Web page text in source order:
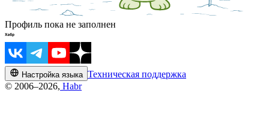
Профиль пока не заполнен
Настройка языка Техническая поддержка
© 2006–2026, Habr